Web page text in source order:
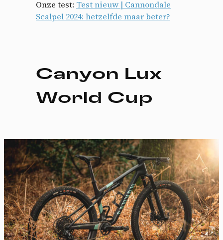
Onze test: Test nieuw | Cannondale
Scalpel 2024: hetzelfde maar beter?
Canyon Lux
World Cup